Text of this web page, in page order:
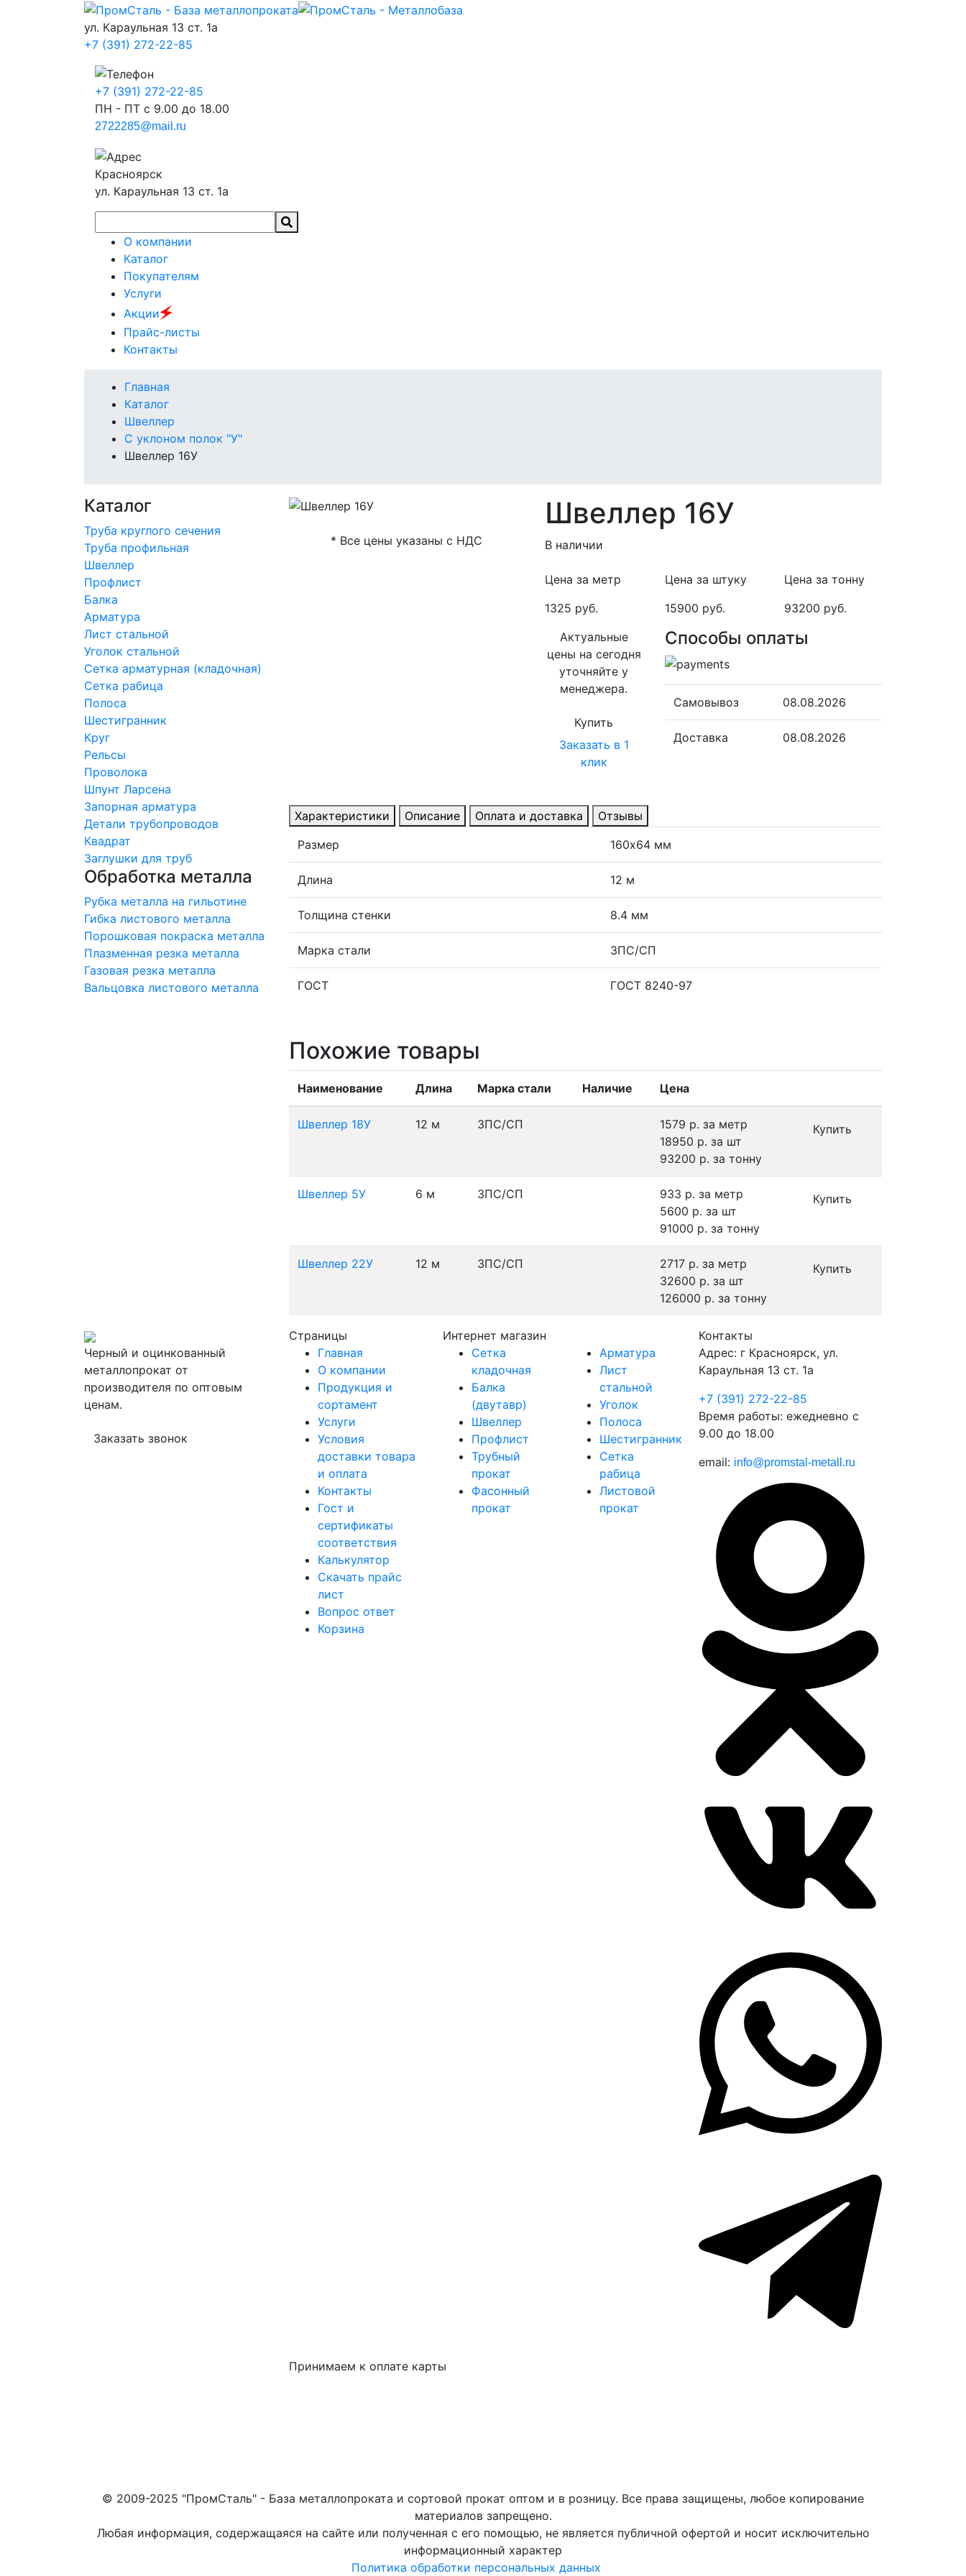
ул. Караульная 13 ст. 1а
+7 (391) 272-22-85
+7 (391) 272-22-85
ПН - ПТ с 9.00 до 18.00
2722285@mail.ru
Красноярск
ул. Караульная 13 ст. 1а
О компании
Каталог
Покупателям
Услуги
Акции🗲
Прайс-листы
Контакты
Главная
Каталог
Швеллер
С уклоном полок "У"
Швеллер 16У
* Все цены указаны с НДС
Швеллер 16У
В наличии
Цена за метр
1325 руб.
Цена за штуку
15900 руб.
Цена за тонну
93200 руб.
Актуальные
цены на сегодня
уточняйте у
менеджера.
Купить
Заказать в 1
клик
Способы оплаты
Самовывоз 08.08.2026
Доставка 08.08.2026
Характеристики Описание Оплата и доставка
Отзывы
Размер
160х64 мм
Длина 12 м
Толщина стенки 8.4 мм
Марка стали 3ПС/СП
ГОСТ ГОСТ 8240-97
Похожие товары
Наименование Длина Марка стали Наличие Цена
Швеллер 18У 12 м 3ПС/СП 1579 р. за метр
18950 р. за шт
93200 р. за тонну
Купить
Швеллер 5У 6 м 3ПС/СП 933 р. за метр
5600 р. за шт
91000 р. за тонну
Купить
Швеллер 22У 12 м 3ПС/СП 2717 р. за метр
32600 р. за шт
126000 р. за тонну
Купить
Каталог
Труба круглого сечения
Труба профильная
Швеллер
Профлист
Балка
Арматура
Лист стальной
Уголок стальной
Сетка арматурная (кладочная)
Сетка рабица
Полоса
Шестигранник
Круг
Рельсы
Проволока
Шпунт Ларсена
Запорная арматура
Детали трубопроводов
Квадрат
Заглушки для труб
Обработка металла
Рубка металла на гильотине
Гибка листового металла
Порошковая покраска металла
Плазменная резка металла
Газовая резка металла
Вальцовка листового металла
Черный и оцинкованный
металлопрокат от
производителя по оптовым
ценам.
Заказать звонок
Страницы
Главная
О компании
Продукция и
сортамент
Услуги
Условия
доставки товара
и оплата
Контакты
Гост и
сертификаты
соответствия
Калькулятор
Скачать прайс
лист
Вопрос ответ
Корзина
Интернет магазин
Сетка
кладочная
Балка
(двутавр)
Швеллер
Профлист
Трубный
прокат
Фасонный
прокат
Арматура
Лист
стальной
Уголок
Полоса
Шестигранник
Сетка
рабица
Листовой
прокат
Контакты
Адрес: г Красноярск, ул.
Караульная 13 ст. 1а
+7 (391) 272-22-85
Время работы: ежедневно с
9.00 до 18.00
email: info@promstal-metall.ru
Принимаем к оплате карты
© 2009-2025 "ПромСталь" - База металлопроката и сортовой прокат оптом и в розницу. Все права защищены, любое копирование
материалов запрещено.
Любая информация, содержащаяся на сайте или полученная с его помощью, не является публичной офертой и носит исключительно
информационный характер
Политика обработки персональных данных